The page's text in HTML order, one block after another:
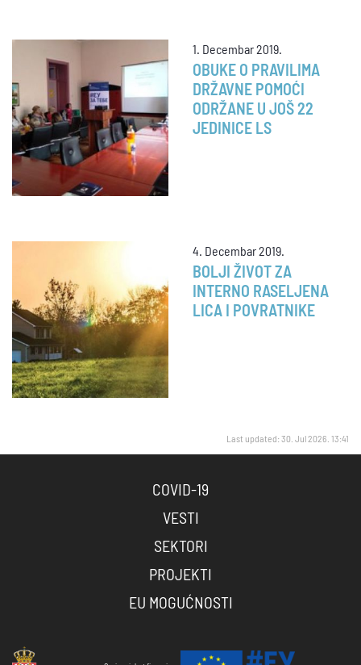
1. Decembar 2019.
OBUKE O PRAVILIMA
DRŽAVNE POMOĆI
ODRŽANE U JOŠ 22
JEDINICE LS
4. Decembar 2019.
BOLJI ŽIVOT ZA
INTERNO RASELJENA
LICA I POVRATNIKE
Last updated: 30. Jul 2026. 13:41
COVID-19
VESTI
SEKTORI
PROJEKTI
EU MOGUĆNOSTI